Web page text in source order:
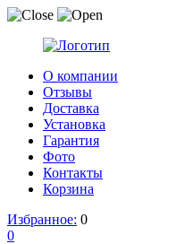
О компании
Отзывы
Доставка
Установка
Гарантия
Фото
Контакты
Корзина
Избранное: 0
0